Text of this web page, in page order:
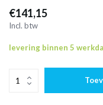
€141,15
Incl. btw
levering binnen 5